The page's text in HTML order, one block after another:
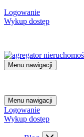
Logowanie
Wykup dostęp
Menu nawigacji
Menu nawigacji
Logowanie
Wykup dostęp